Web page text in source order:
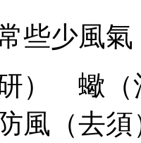
些少風
研） 蠍
（去